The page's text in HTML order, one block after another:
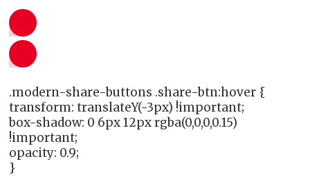
.modern-share-buttons .share-btn:hover {
transform: translateY(-3px) !important;
box-shadow: 0 6px 12px rgba(0,0,0,0.15)
!important;
opacity: 0.9;
}